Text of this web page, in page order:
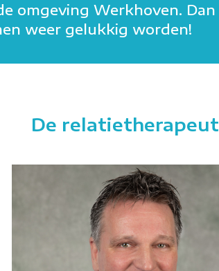
omgeving Werkhoven. Dan
weer gelukkig worden!
De